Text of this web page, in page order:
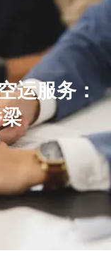
运服务：